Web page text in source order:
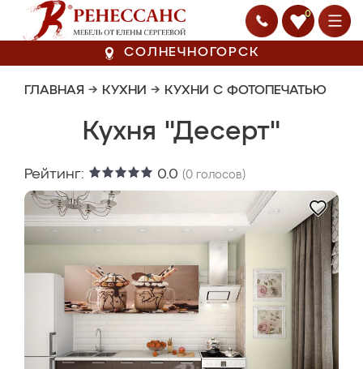
0
СОЛНЕЧНОГОРСК
ГЛАВНАЯ → КУХНИ → КУХНИ С ФОТОПЕЧАТЬЮ
Кухня "Десерт"
Рейтинг: 0.0 (0 голосов)